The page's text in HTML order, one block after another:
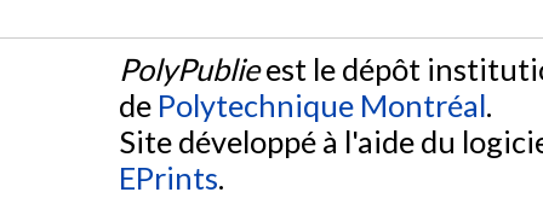
PolyPublieest le dépôt
de Polytechnique Montréal.
Site développé à l'aide du
EPrints.